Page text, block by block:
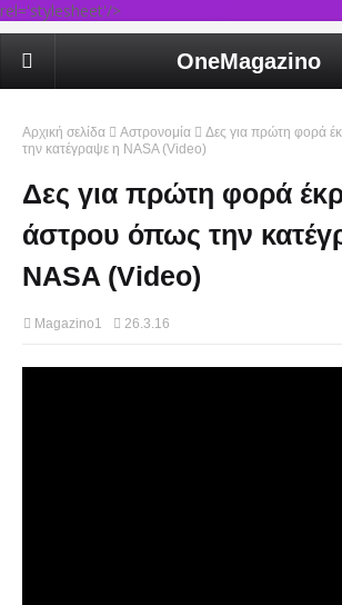
rel='stylesheet'/>
OneMagazino
Αρχική σελίδα Αστρονομία
Δες για πρώτη φορά
την κατέγραψε η NASA (Video)
Δες για πρώτη φορά
άστρου όπως την
NASA (Video)
Magazino1 26.3.16